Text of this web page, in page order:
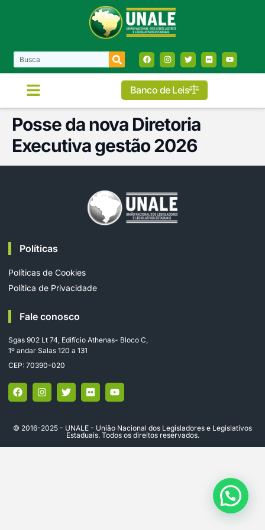
Banco de Leis
Posse da nova Diretoria
Executiva gestão 2026
Políticas
Políticas de Cookies
Política de Privacidade
Fale conosco
Sgas 902 Lt 74, Edifício Athenas- Bloco C,
1º andar Salas 120 a 131
CEP: 70390-020
© 2016-2025 - UNALE - União Nacional dos Legisladores e Legislativos
Estaduais. Todos os direitos reservados.